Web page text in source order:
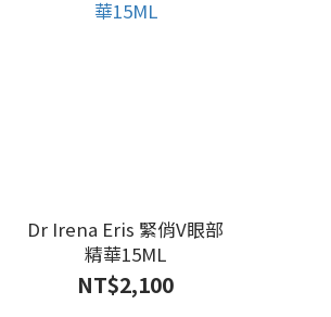
Dr Irena Eris 緊俏V眼部
精華15ML
NT$2,100